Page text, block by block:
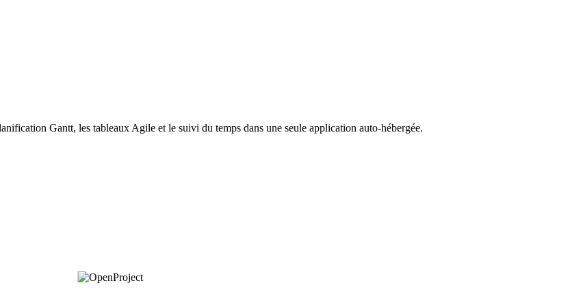
Gantt, les tableaux Agile et le suivi du temps dans une seule application auto-hébergée.